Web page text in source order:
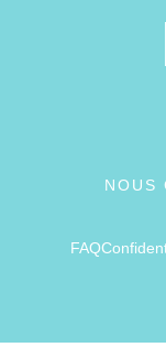
NOUS
FAQ